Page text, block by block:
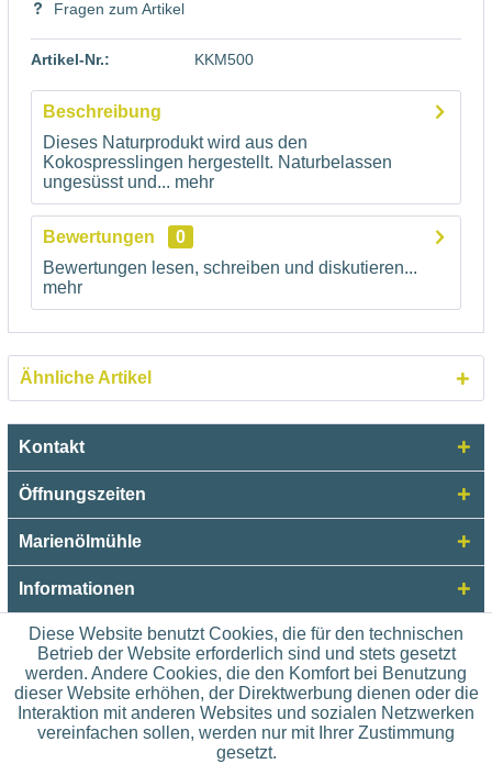
Fragen zum Artikel
Artikel-Nr.: KKM500
Beschreibung
Dieses Naturprodukt wird aus den
Kokospresslingen hergestellt. Naturbelassen
ungesüsst und... mehr
Bewertungen
0
Bewertungen lesen, schreiben und diskutieren...
mehr
Ähnliche Artikel
Kontakt
Öffnungszeiten
Marienölmühle
Informationen
Diese Website benutzt Cookies, die für den technischen
Betrieb der Website erforderlich sind und stets gesetzt
werden. Andere Cookies, die den Komfort bei Benutzung
dieser Website erhöhen, der Direktwerbung dienen oder die
Interaktion mit anderen Websites und sozialen Netzwerken
vereinfachen sollen, werden nur mit Ihrer Zustimmung
gesetzt.